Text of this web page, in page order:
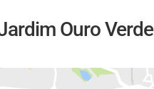
Ouro Verde